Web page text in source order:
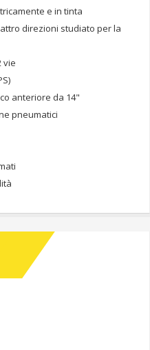
e in tinta
direzioni studiato per la
vie
anteriore da 14"
pneumatici